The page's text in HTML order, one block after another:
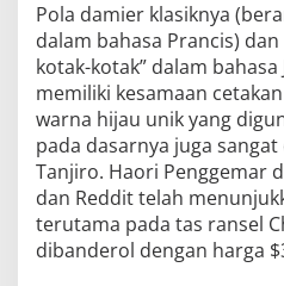
Pola damier klasiknya
dalam bahasa Prancis)
kotak-kotak” dalam
memiliki kesamaan
warna hijau unik yang
pada dasarnya juga
Tanjiro. Haori Penggemar
dan Reddit telah
terutama pada tas ransel
dibanderol dengan harga